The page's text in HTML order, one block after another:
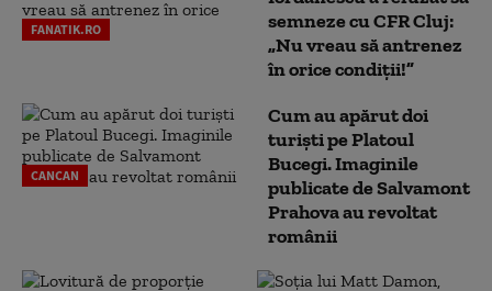
FANATIK.RO
semneze cu CFR Cluj:
„Nu vreau să antrenez
în orice condiții!”
CANCAN
Cum au apărut doi
turiști pe Platoul
Bucegi. Imaginile
publicate de Salvamont
Prahova au revoltat
românii